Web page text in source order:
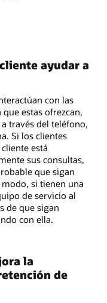
ayudar a
con las
estas ofrezcan,
a través del teléfono,
Si los clientes
está
sus consultas,
que sigan
si tienen una
de servicio al
de que sigan
con ella.
la
de